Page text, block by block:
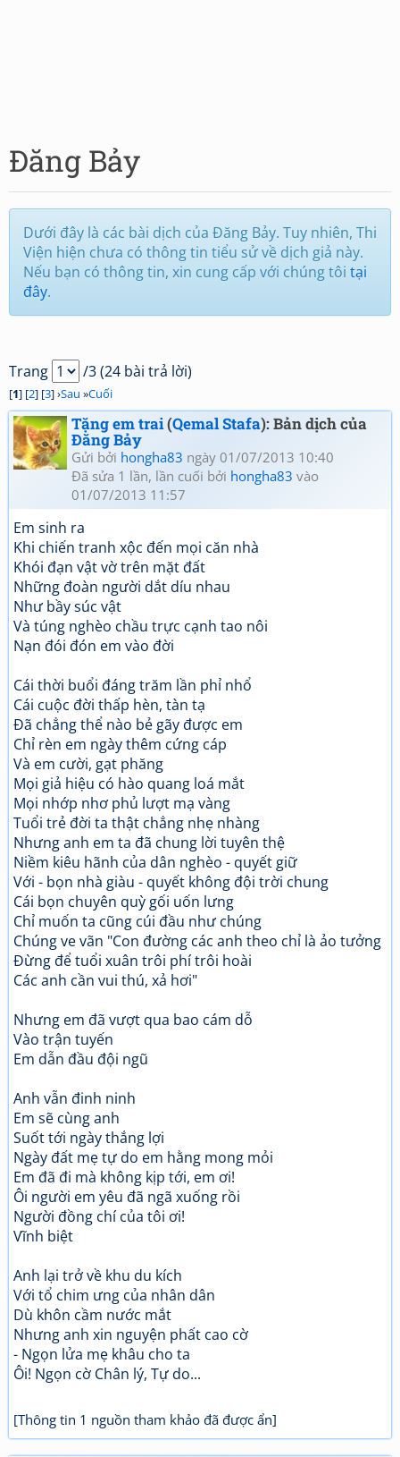
Đăng Bảy
Dưới đây là các bài dịch của Đăng Bảy. Tuy nhiên, Thi
Viện hiện chưa có thông tin tiểu sử về dịch giả này.
Nếu bạn có thông tin, xin cung cấp với chúng tôi tại
đây.
Trang /3 (24 bài trả lời)
[1] [2] [3] ›Sau »Cuối
Tặng em trai(Qemal Stafa): Bản dịch của
Đăng Bảy
Gửi bởi hongha83 ngày 01/07/2013 10:40
Đã sửa 1 lần, lần cuối bởi hongha83 vào
01/07/2013 11:57
Em sinh ra
Khi chiến tranh xộc đến mọi căn nhà
Khói đạn vật vờ trên mặt đất
Những đoàn người dắt díu nhau
Như bầy súc vật
Và túng nghèo chầu trực cạnh tao nôi
Nạn đói đón em vào đời
Cái thời buổi đáng trăm lần phỉ nhổ
Cái cuộc đời thấp hèn, tàn tạ
Đã chẳng thể nào bẻ gãy được em
Chỉ rèn em ngày thêm cứng cáp
Và em cười, gạt phăng
Mọi giả hiệu có hào quang loá mắt
Mọi nhớp nhơ phủ lượt mạ vàng
Tuổi trẻ đời ta thật chẳng nhẹ nhàng
Nhưng anh em ta đã chung lời tuyên thệ
Niềm kiêu hãnh của dân nghèo - quyết giữ
Với - bọn nhà giàu - quyết không đội trời chung
Cái bọn chuyên quỳ gối uốn lưng
Chỉ muốn ta cũng cúi đầu như chúng
Chúng ve vãn "Con đường các anh theo chỉ là ảo tưởng
Đừng để tuổi xuân trôi phí trôi hoài
Các anh cần vui thú, xả hơi"
Nhưng em đã vượt qua bao cám dỗ
Vào trận tuyến
Em dẫn đầu đội ngũ
Anh vẫn đinh ninh
Em sẽ cùng anh
Suốt tới ngày thắng lợi
Ngày đất mẹ tự do em hằng mong mỏi
Em đã đi mà không kịp tới, em ơi!
Ôi người em yêu đã ngã xuống rồi
Người đồng chí của tôi ơi!
Vĩnh biệt
Anh lại trở về khu du kích
Với tổ chim ưng của nhân dân
Dù khôn cầm nước mắt
Nhưng anh xin nguyện phất cao cờ
- Ngọn lửa mẹ khâu cho ta
Ôi! Ngọn cờ Chân lý, Tự do...
[Thông tin 1 nguồn tham khảo đã được ẩn]